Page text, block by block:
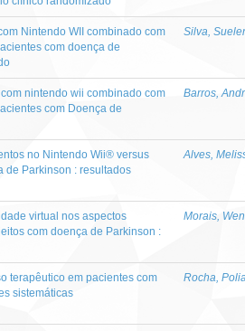
Nintendo WII combinado com
com doença de
Silva,
nintendo wii combinado com
com Doença de
Barros,
no Nintendo Wii® versus
de Parkinson : resultados
Alves,
virtual nos aspectos
com doença de Parkinson :
Morais,
terapêutico em pacientes com
sistemáticas
Rocha,